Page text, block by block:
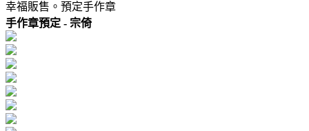
幸福販售。預定手作章
手作章預定 - 宗倚